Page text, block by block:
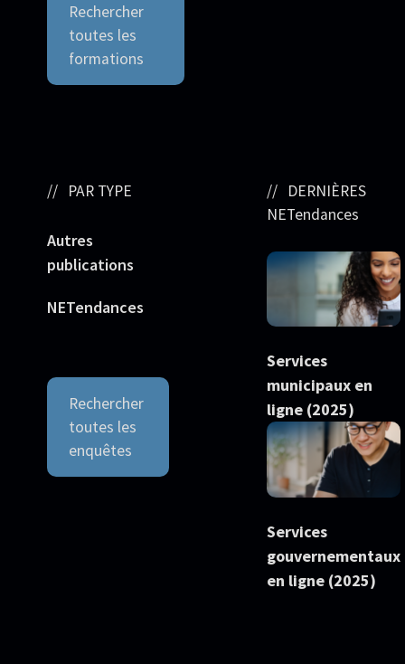
Rechercher
toutes les
formations
PAR TYPE
Autres
publications
NETendances
Rechercher
toutes les
enquêtes
DERNIÈRES
NETendances
Services
municipaux en
ligne (2025)
Services
gouvernementaux
en ligne (2025)